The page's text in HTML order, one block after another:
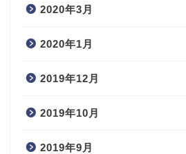
2020年3月
2020年1月
2019年12月
2019年10月
2019年9月